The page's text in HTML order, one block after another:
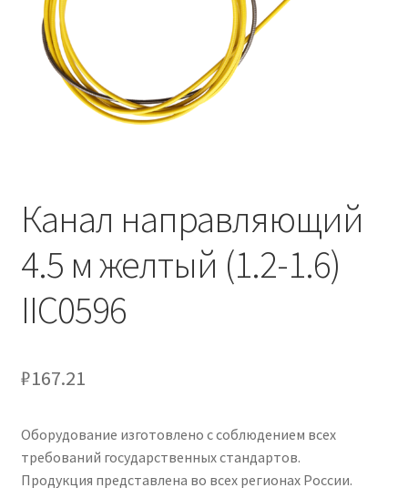
Оформление заказа
Пример страницы
Канал направляющий
4.5 м желтый (1.2-1.6)
IIC0596
₽167.21
Оборудование изготовлено с соблюдением всех
требований государственных стандартов.
Продукция представлена во всех регионах России.